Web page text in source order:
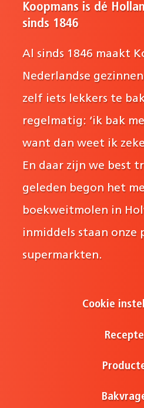
Koopmans is dé
sinds 1846
Al sinds 1846 maakt
Nederlandse
zelf iets lekkers te
regelmatig: ‘ik bak
want dan weet ik
En daar zijn we best
geleden begon het
boekweitmolen in
inmiddels staan onze
supermarkten.
Cookie